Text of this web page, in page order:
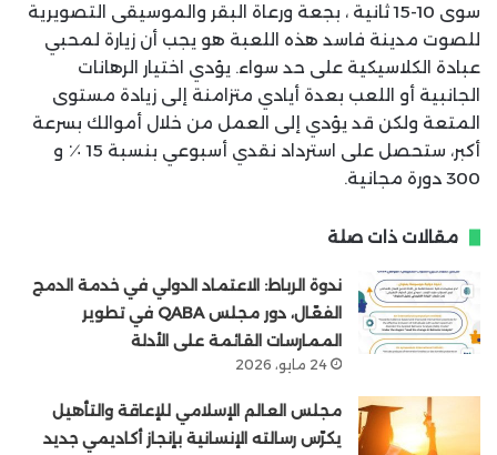
سوى 10-15 ثانية ، بجعة ورعاة البقر والموسيقى التصويرية
للصوت مدينة فاسد هذه اللعبة هو يجب أن زيارة لمحبي
عبادة الكلاسيكية على حد سواء. يؤدي اختيار الرهانات
الجانبية أو اللعب بعدة أيادي متزامنة إلى زيادة مستوى
المتعة ولكن قد يؤدي إلى العمل من خلال أموالك بسرعة
أكبر، ستحصل على استرداد نقدي أسبوعي بنسبة 15 ٪ و
300 دورة مجانية.
مقالات ذات صلة
ندوة الرباط: الاعتماد الدولي في خدمة الدمج
الفعّال، دور مجلس QABA في تطوير
الممارسات القائمة على الأدلة
24 مايو، 2026
مجلس العالم الإسلامي للإعاقة والتأهيل
يكرّس رسالته الإنسانية بإنجاز أكاديمي جديد